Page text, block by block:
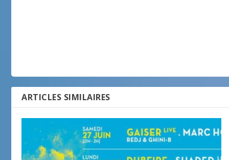
ARTICLES SIMILAIRES